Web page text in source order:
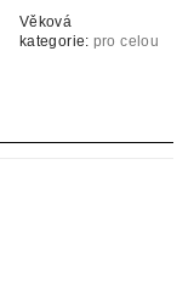
Věková
kategorie: pro celou